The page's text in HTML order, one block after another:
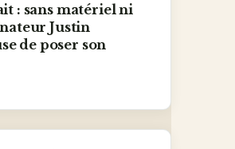
: sans matériel ni
Justin
de poser son